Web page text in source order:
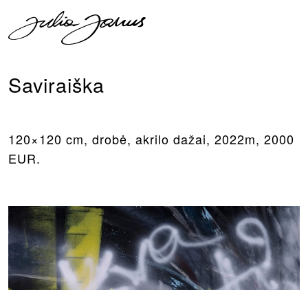
Saviraiška
120×120 cm, drobė, akrilo dažai, 2022m, 2000
EUR.